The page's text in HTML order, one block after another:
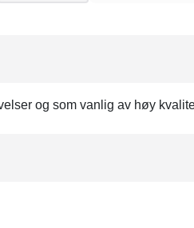
og som vanlig av høy